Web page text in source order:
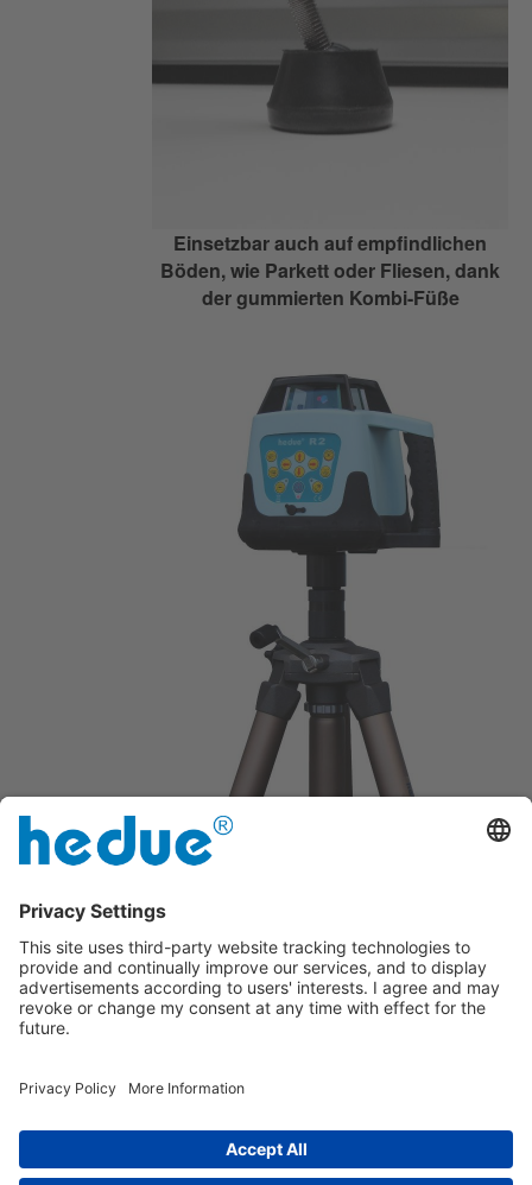
Einsetzbar auch auf empfindlichen
Böden, wie Parkett oder Fliesen, dank
der gummierten Kombi-Füße
Mit Schnellklemmung